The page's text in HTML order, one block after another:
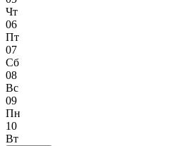
Чт
06
Пт
07
Сб
08
Вс
09
Пн
10
Вт